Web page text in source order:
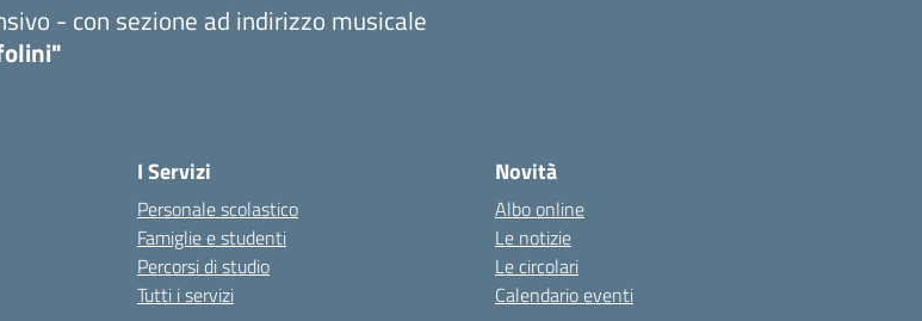
- con sezione ad indirizzo musicale
I Servizi
Personale scolastico
Famiglie e studenti
Percorsi di studio
Tutti i servizi
Novità
Albo online
Le notizie
Le circolari
Calendario eventi